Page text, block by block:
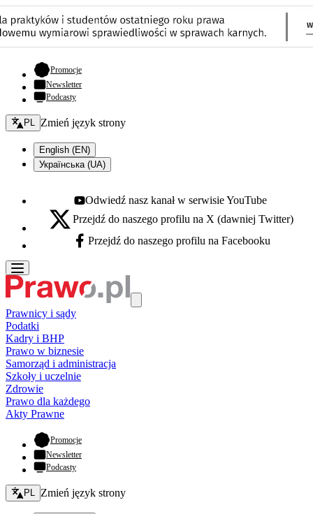
Promocje- otwiera się w nowej karcie
Newsletter
Podcasty
Zmień język - bieżący:
PL Zmień język strony
English (EN)
Українська (UA)
Youtube - otwiera się w nowej karcie
Odwiedź nasz kanał w serwisie YouTube
X - otwiera się w nowej karcie
Przejdź do naszego profilu na X (dawniej Twitter)
Facebook - otwiera się w nowej karcie
Przejdź do naszego profilu na Facebooku
Prawnicy i sądy
Podatki
Kadry i BHP
Prawo w biznesie
Samorząd i administracja
Szkoły i uczelnie
Zdrowie
Prawo dla każdego
Akty Prawne
Promocje- otwiera się w nowej karcie
Newsletter
Podcasty
Zmień język - bieżący:
PL Zmień język strony